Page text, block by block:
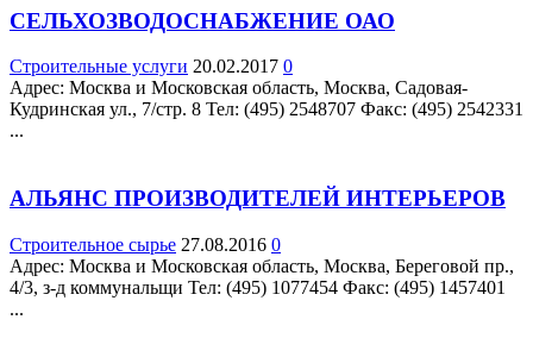
СЕЛЬХОЗВОДОСНАБЖЕНИЕ ОАО
Строительные услуги 20.02.2017 0
Адрес: Москва и Московская область, Москва, Садовая-
Кудринская ул., 7/стр. 8 Teл: (495) 2548707 Факс: (495) 2542331
...
АЛЬЯНС ПРОИЗВОДИТЕЛЕЙ ИНТЕРЬЕРОВ
Строительное сырье 27.08.2016 0
Адрес: Москва и Московская область, Москва, Береговой пр.,
4/3, з-д коммунальщи Teл: (495) 1077454 Факс: (495) 1457401
...